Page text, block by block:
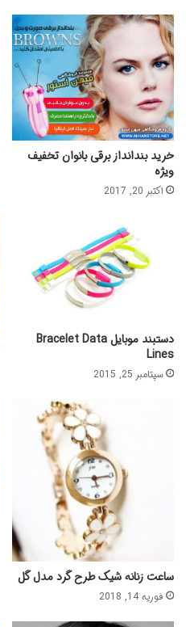
خرید بندانداز برقی بانوان تخفیف
ویژه
اکتبر 20, 2017
دستبند موبایل Bracelet Data
Lines
سپتامبر 25, 2015
ساعت زنانه شیک طرح گرد مدل گل
فوریه 14, 2018